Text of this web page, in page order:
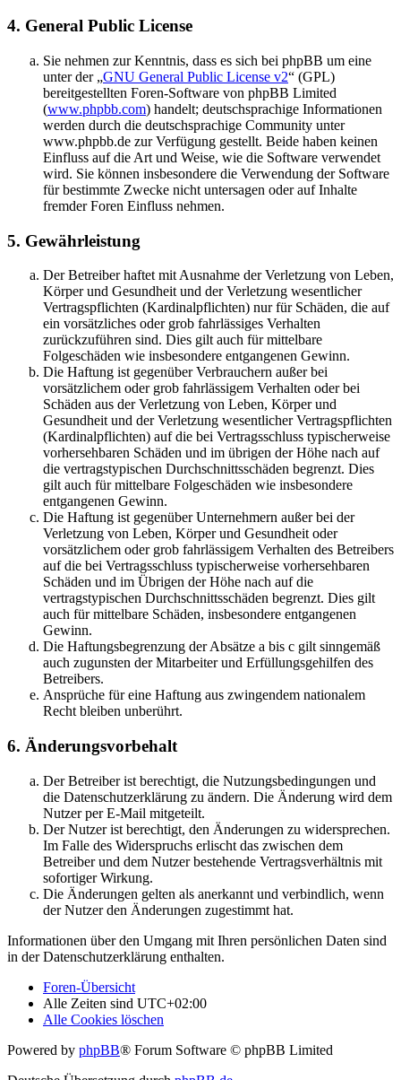
4. General Public License
Sie nehmen zur Kenntnis, dass es sich bei phpBB um eine
unter der „GNU General Public License v2“ (GPL)
bereitgestellten Foren-Software von phpBB Limited
(www.phpbb.com) handelt; deutschsprachige Informationen
werden durch die deutschsprachige Community unter
www.phpbb.de zur Verfügung gestellt. Beide haben keinen
Einfluss auf die Art und Weise, wie die Software verwendet
wird. Sie können insbesondere die Verwendung der Software
für bestimmte Zwecke nicht untersagen oder auf Inhalte
fremder Foren Einfluss nehmen.
5. Gewährleistung
Der Betreiber haftet mit Ausnahme der Verletzung von Leben,
Körper und Gesundheit und der Verletzung wesentlicher
Vertragspflichten (Kardinalpflichten) nur für Schäden, die auf
ein vorsätzliches oder grob fahrlässiges Verhalten
zurückzuführen sind. Dies gilt auch für mittelbare
Folgeschäden wie insbesondere entgangenen Gewinn.
Die Haftung ist gegenüber Verbrauchern außer bei
vorsätzlichem oder grob fahrlässigem Verhalten oder bei
Schäden aus der Verletzung von Leben, Körper und
Gesundheit und der Verletzung wesentlicher Vertragspflichten
(Kardinalpflichten) auf die bei Vertragsschluss typischerweise
vorhersehbaren Schäden und im übrigen der Höhe nach auf
die vertragstypischen Durchschnittsschäden begrenzt. Dies
gilt auch für mittelbare Folgeschäden wie insbesondere
entgangenen Gewinn.
Die Haftung ist gegenüber Unternehmern außer bei der
Verletzung von Leben, Körper und Gesundheit oder
vorsätzlichem oder grob fahrlässigem Verhalten des Betreibers
auf die bei Vertragsschluss typischerweise vorhersehbaren
Schäden und im Übrigen der Höhe nach auf die
vertragstypischen Durchschnittsschäden begrenzt. Dies gilt
auch für mittelbare Schäden, insbesondere entgangenen
Gewinn.
Die Haftungsbegrenzung der Absätze a bis c gilt sinngemäß
auch zugunsten der Mitarbeiter und Erfüllungsgehilfen des
Betreibers.
Ansprüche für eine Haftung aus zwingendem nationalem
Recht bleiben unberührt.
6. Änderungsvorbehalt
Der Betreiber ist berechtigt, die Nutzungsbedingungen und
die Datenschutzerklärung zu ändern. Die Änderung wird dem
Nutzer per E-Mail mitgeteilt.
Der Nutzer ist berechtigt, den Änderungen zu widersprechen.
Im Falle des Widerspruchs erlischt das zwischen dem
Betreiber und dem Nutzer bestehende Vertragsverhältnis mit
sofortiger Wirkung.
Die Änderungen gelten als anerkannt und verbindlich, wenn
der Nutzer den Änderungen zugestimmt hat.
Informationen über den Umgang mit Ihren persönlichen Daten sind
in der Datenschutzerklärung enthalten.
Foren-Übersicht
Alle Zeiten sind UTC+02:00
Alle Cookies löschen
Powered by phpBB® Forum Software © phpBB Limited